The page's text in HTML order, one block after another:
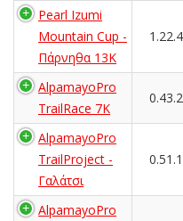
Pearl Izumi
Mountain Cup -
Πάρνηθα 13K
AlpamayoPro
TrailRace 7K
AlpamayoPro
TrailProject -
Γαλάτσι
AlpamayoPro